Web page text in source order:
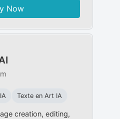
Now
Texte en Art IA
creation, editing,